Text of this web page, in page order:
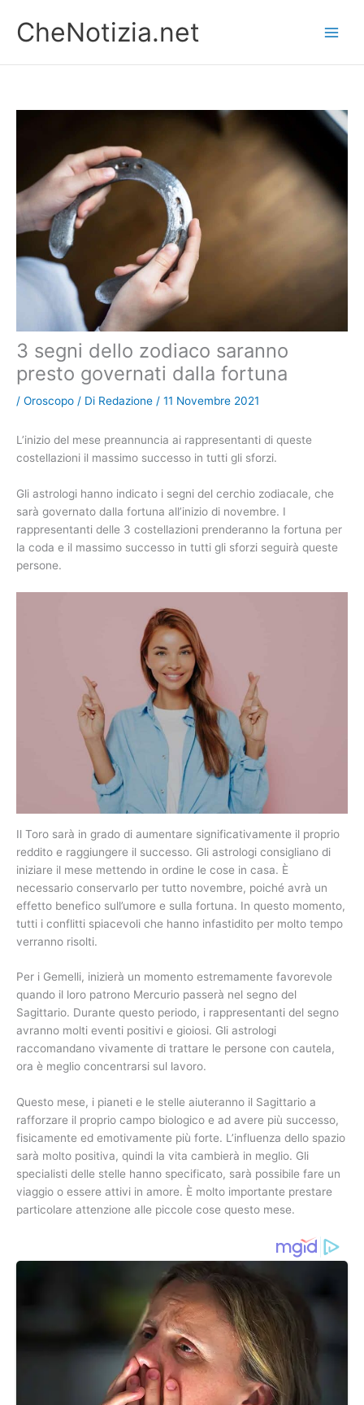
contenuto
CheNotizia.net
3 segni dello zodiaco saranno
presto governati dalla fortuna
/ Oroscopo / Di Redazione / 11 Novembre 2021
L’inizio del mese preannuncia ai rappresentanti di queste
costellazioni il massimo successo in tutti gli sforzi.
Gli astrologi hanno indicato i segni del cerchio zodiacale, che
sarà governato dalla fortuna all’inizio di novembre. I
rappresentanti delle 3 costellazioni prenderanno la fortuna per
la coda e il massimo successo in tutti gli sforzi seguirà queste
persone.
Il Toro sarà in grado di aumentare significativamente il proprio
reddito e raggiungere il successo. Gli astrologi consigliano di
iniziare il mese mettendo in ordine le cose in casa. È
necessario conservarlo per tutto novembre, poiché avrà un
effetto benefico sull’umore e sulla fortuna. In questo momento,
tutti i conflitti spiacevoli che hanno infastidito per molto tempo
verranno risolti.
Per i Gemelli, inizierà un momento estremamente favorevole
quando il loro patrono Mercurio passerà nel segno del
Sagittario. Durante questo periodo, i rappresentanti del segno
avranno molti eventi positivi e gioiosi. Gli astrologi
raccomandano vivamente di trattare le persone con cautela,
ora è meglio concentrarsi sul lavoro.
Questo mese, i pianeti e le stelle aiuteranno il Sagittario a
rafforzare il proprio campo biologico e ad avere più successo,
fisicamente ed emotivamente più forte. L’influenza dello spazio
sarà molto positiva, quindi la vita cambierà in meglio. Gli
specialisti delle stelle hanno specificato, sarà possibile fare un
viaggio o essere attivi in ​​amore. È molto importante prestare
particolare attenzione alle piccole cose questo mese.